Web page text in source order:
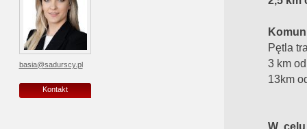
basia@sadurscy.pl
Kontakt
Pętla
3 km
13km
W